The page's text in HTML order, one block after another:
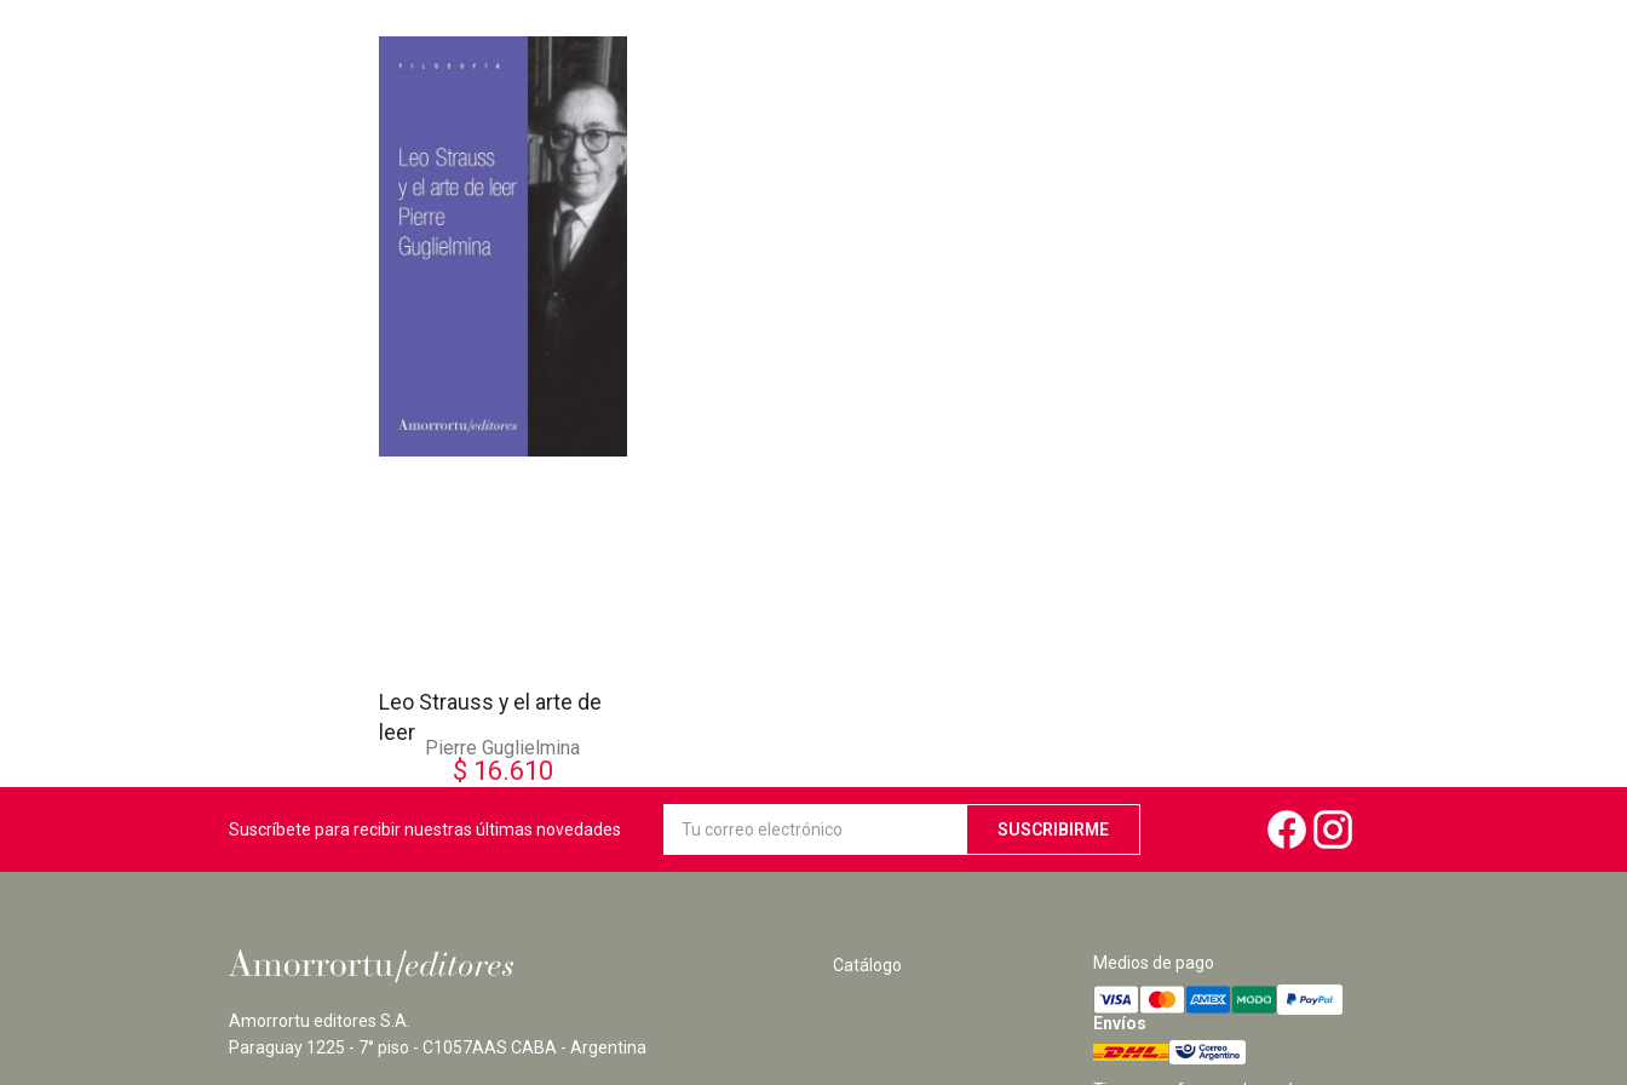
Leo Strauss y el arte de
leer
Pierre Guglielmina
$ 16.610
Suscríbete para recibir nuestras últimas novedades
Amorrortu editores S.A.
Paraguay 1225 - 7° piso - C1057AAS CABA - Argentina
Catálogo Medios de pago
Envíos